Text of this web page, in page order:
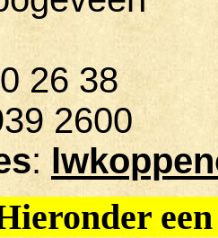
26 38
2600
: